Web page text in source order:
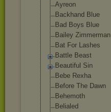
Ayreon
Backhand Blue
Bad Boys Blue
Bailey Zimmerman
Bat For Lashes
Battle Beast
Beautiful Sin
Bebe Rexha
Before The Dawn
Behemoth
Belialed